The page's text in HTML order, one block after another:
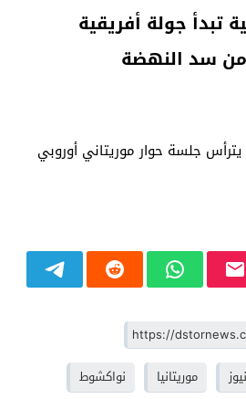
تبدأ جولة أفريقية
سد النهضة
يترأس جلسة حوار موريتاني أوروبي
موريتانيا نواكشوط